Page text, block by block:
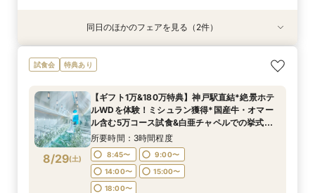
8/28(金)
【スマホ&自宅でオンライン相談】来店不要！見
学前の不安も解消
11:00〜
15:00〜
18:00〜
フェアを予約
特典あり
8/28(金)
【和婚希望＆和も洋もご検討されている方】挙式
体験×コース試食
11:00〜
15:00〜
18:00〜
フェアを予約
同日のほかのフェアを見る（2件）
試食会 特典あり
8/29(土)
【ギフト1万&180万特典】神戸駅直結*絶景ホテ
ルWDを体験！ミシュラン獲得*国産牛・オマー
ル含む5万コース試食&白亜チャペルでの挙式体
験
所要時間：3時間程度
8:45〜
9:00〜
14:00〜
15:00〜
18:00〜